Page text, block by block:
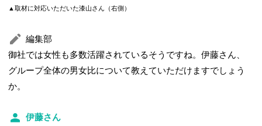
▲取材に対応いただいた漆山さん（右側）
編集部
御社では女性も多数活躍されているそうですね。伊藤さん、
グループ全体の男女比について教えていただけますでしょう
か。
伊藤さん